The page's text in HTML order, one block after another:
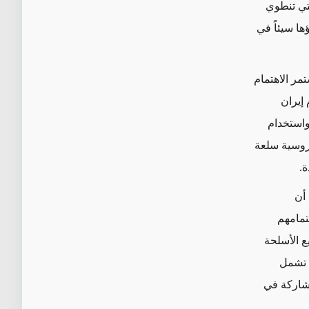
تنطوي
سيئاً في
الاهتمام
سلعة
أن
تصنيع الأسلحة
تشمل
في